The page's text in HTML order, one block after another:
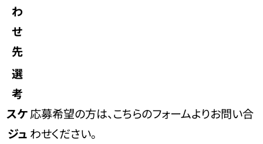
わ
せ
先
選
考
スケ
ジュ
応募希望の方は、こちらのフォームよりお問い合
わせください。